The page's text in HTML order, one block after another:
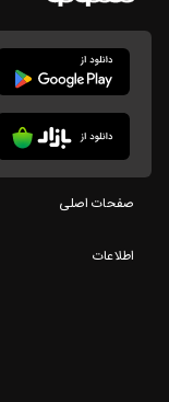
صفحات اصلی
اطلاعات